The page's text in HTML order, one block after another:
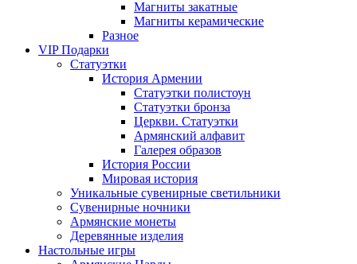
Магниты закатные
Магниты керамические
Разное
VIP Подарки
Статуэтки
История Армении
Статуэтки полистоун
Статуэтки бронза
Церкви. Статуэтки
Армянский алфавит
Галерея образов
История России
Мировая история
Уникальные сувенирные светильники
Сувенирные ночники
Армянские монеты
Деревянные изделия
Настольные игры